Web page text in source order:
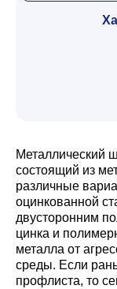
Металлический
состоящий из
различные
оцинкованной
двусторонним
цинка и
металла от
среды. Если
профлиста, то